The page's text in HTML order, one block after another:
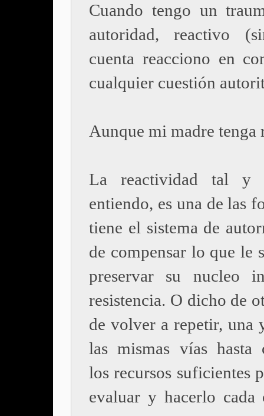
Cuando tengo un
autoridad, reactivo
cuenta reacciono en
cualquier cuestión
Aunque mi madre tenga
La reactividad tal y
entiendo, es una de las
tiene el sistema de
de compensar lo que le
preservar su nucleo
resistencia. O dicho de
de volver a repetir, una
las mismas vías hasta
los recursos suficientes
evaluar y hacerlo cada